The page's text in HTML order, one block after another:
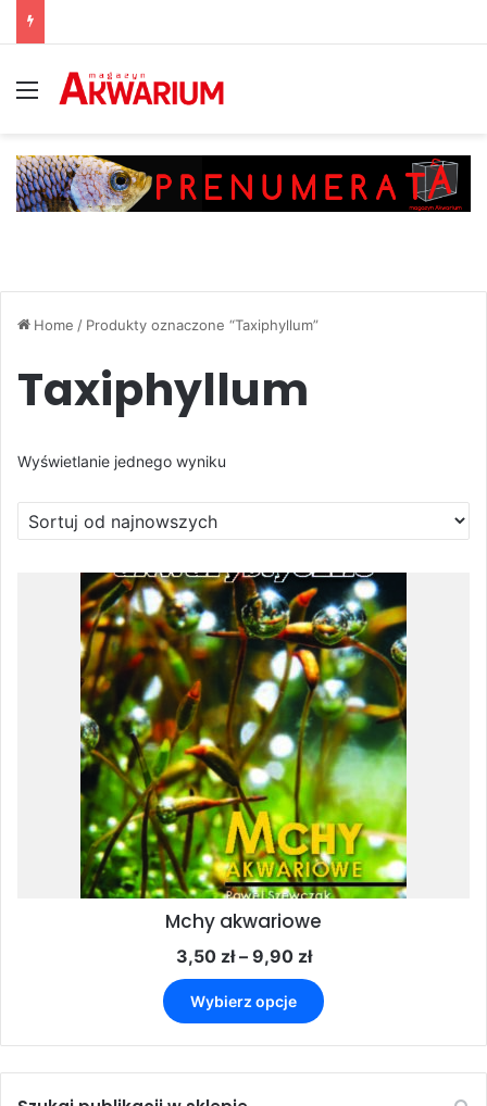
Menu
Home / Produkty oznaczone “Taxiphyllum”
Taxiphyllum
Wyświetlanie jednego wyniku
Mchy akwariowe
3,50 zł – 9,90 złZakres
cen:
od
3,50 zł
do
9,90 zł
Wybierz opcje
produkt